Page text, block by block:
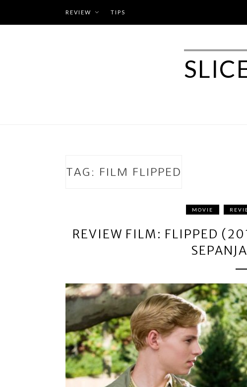
content
REVIEW TIPS
TAG: FILM FLIPPED
MOVIE
REVIEW FILM: FLIPPED